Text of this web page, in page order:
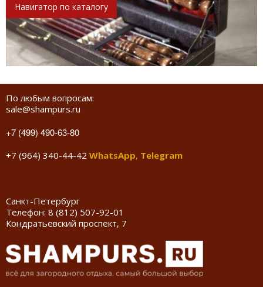
Навигатор по каталогу
По любым вопросам:
sale@shampurs.ru
+7 (499) 490-63-80
+7 (964) 340-44-42 WhatsApp, Telegram
Санкт-Петербург
Телефон: 8 (812) 507-92-01
Кондратьевский проспект, 7